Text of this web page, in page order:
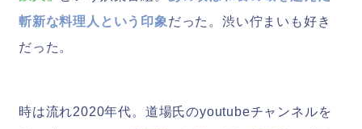
斬新な料理人という印象 だった。渋い佇まいも好き
だった。
時は流れ2020年代。道場氏のyoutubeチャンネルを